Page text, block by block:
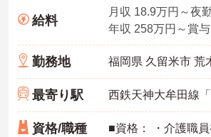
給料
勤務地
最寄り駅
資格/職種